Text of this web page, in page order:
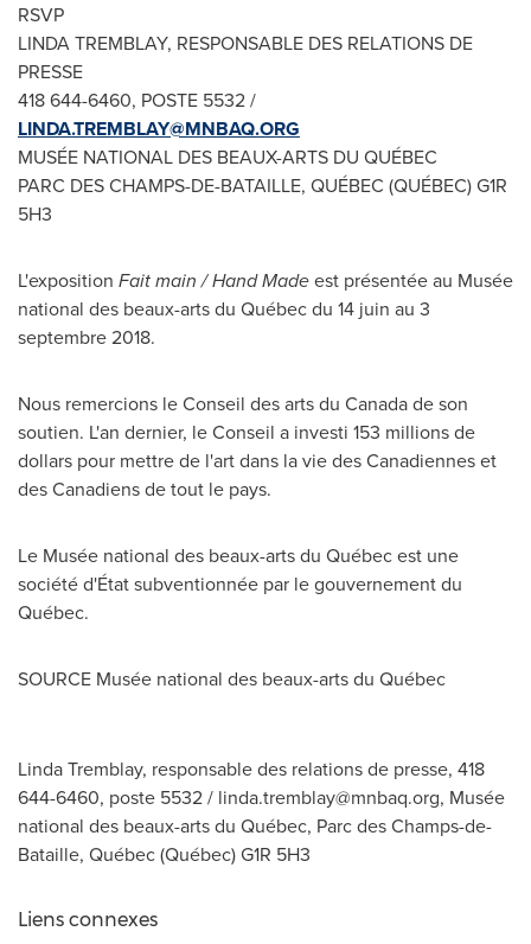
RSVP
LINDA TREMBLAY, RESPONSABLE DES RELATIONS DE
PRESSE
418 644-6460, POSTE 5532 /
LINDA.TREMBLAY@MNBAQ.ORG
MUSÉE NATIONAL DES BEAUX-ARTS DU QUÉBEC
PARC DES CHAMPS-DE-BATAILLE, QUÉBEC (QUÉBEC) G1R
5H3
L'exposition Fait main / Hand Madeest présentée au Musée
national des beaux-arts du Québec du 14 juin au 3
septembre 2018.
Nous remercions le Conseil des arts du Canadade son
soutien. L'an dernier, le Conseil a investi 153 millions de
dollars pour mettre de l'art dans la vie des Canadiennes et
des Canadiens de tout le pays.
Le Musée national des beaux-arts du Québec est une
société d'État subventionnée par le gouvernement du
Québec.
SOURCE Musée national des beaux-arts du Québec
Linda Tremblay, responsable des relations de presse, 418
644-6460, poste 5532 / linda.tremblay@mnbaq.org, Musée
national des beaux-arts du Québec, Parc des Champs-de-
Bataille, Québec (Québec) G1R 5H3
Liens connexes